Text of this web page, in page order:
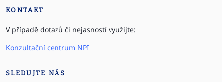
KONTAKT
V případě dotazů či nejasností využijte:
Konzultační centrum NPI
SLEDUJTE NÁS